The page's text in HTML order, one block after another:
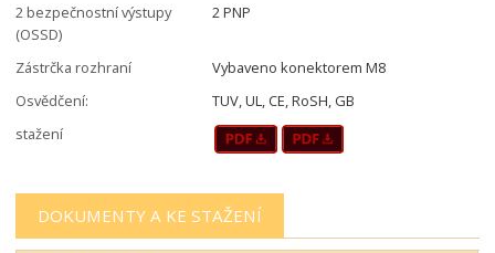
2 bezpečnostní výstupy
(OSSD)
2 PNP
Zástrčka rozhraní
Vybaveno konektorem M8
Osvědčení:
TUV, UL, CE, RoSH, GB
stažení
DOKUMENTY A KE STAŽENÍ